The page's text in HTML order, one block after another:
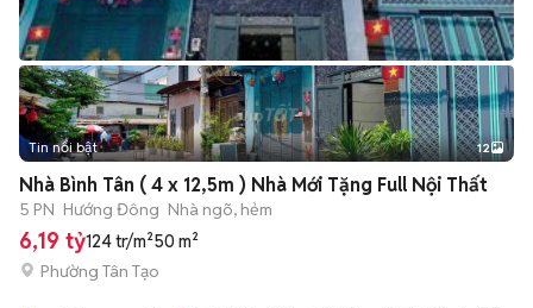
+2
Tin nổi bật 12
Nhà Bình Tân ( 4 x 12,5m ) Nhà Mới Tặng Full Nội Thất
5 PN Hướng Đông Nhà ngõ, hẻm
6,19 tỷ124 tr/m²50 m²
Phường Tân Tạo